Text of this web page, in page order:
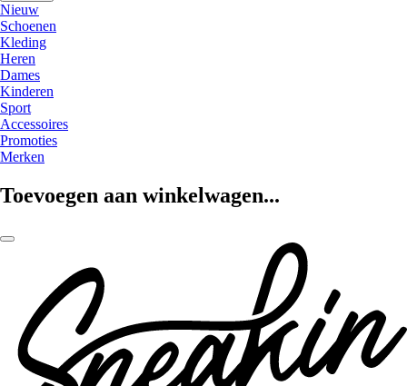
Nieuw
Schoenen
Kleding
Heren
Dames
Kinderen
Sport
Accessoires
Promoties
Merken
Toevoegen aan winkelwagen...